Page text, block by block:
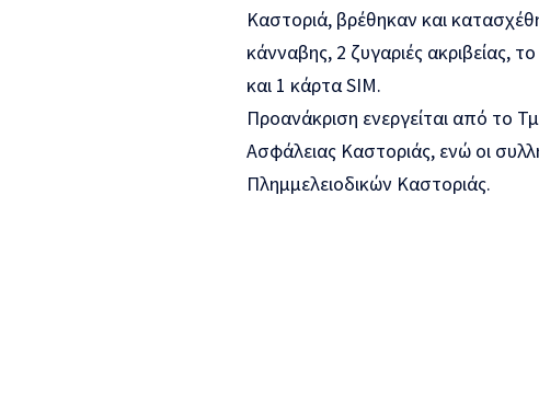
Καστοριά, βρέθηκαν και
κάνναβης, 2 ζυγαριές ακριβείας,
και 1 κάρτα SIM.
Προανάκριση ενεργείται από το
Ασφάλειας Καστοριάς, ενώ οι
Πλημμελειοδικών Καστοριάς.